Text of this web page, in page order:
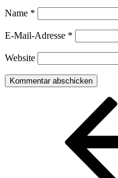
Name *
E-Mail-Adresse *
Website
Beitragsnavigation